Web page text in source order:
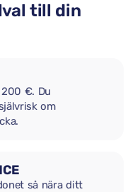
till din
€. Du
om
så nära ditt